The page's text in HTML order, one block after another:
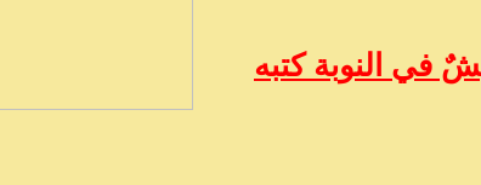
في النوبة كتبه